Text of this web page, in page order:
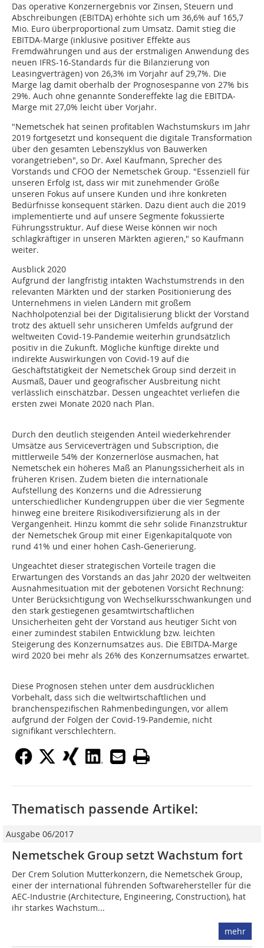
Das operative Konzernergebnis vor Zinsen, Steuern und
Abschreibungen (EBITDA) erhöhte sich um 36,6% auf 165,7
Mio. Euro überproportional zum Umsatz. Damit stieg die
EBITDA-Marge (inklusive positiver Effekte aus
Fremdwährungen und aus der erstmaligen Anwendung des
neuen IFRS-16-Standards für die Bilanzierung von
Leasingverträgen) von 26,3% im Vorjahr auf 29,7%. Die
Marge lag damit oberhalb der Prognosespanne von 27% bis
29%. Auch ohne genannte Sondereffekte lag die EBITDA-
Marge mit 27,0% leicht über Vorjahr.
"Nemetschek hat seinen profitablen Wachstumskurs im Jahr
2019 fortgesetzt und konsequent die digitale Transformation
über den gesamten Lebenszyklus von Bauwerken
vorangetrieben", so Dr. Axel Kaufmann, Sprecher des
Vorstands und CFOO der Nemetschek Group. "Essenziell für
unseren Erfolg ist, dass wir mit zunehmender Größe
unseren Fokus auf unsere Kunden und ihre konkreten
Bedürfnisse konsequent stärken. Dazu dient auch die 2019
implementierte und auf unsere Segmente fokussierte
Führungsstruktur. Auf diese Weise können wir noch
schlagkräftiger in unseren Märkten agieren," so Kaufmann
weiter.
Ausblick 2020
Aufgrund der langfristig intakten Wachstumstrends in den
relevanten Märkten und der starken Positionierung des
Unternehmens in vielen Ländern mit großem
Nachholpotenzial bei der Digitalisierung blickt der Vorstand
trotz des aktuell sehr unsicheren Umfelds aufgrund der
weltweiten Covid-19-Pandemie weiterhin grundsätzlich
positiv in die Zukunft. Mögliche künftige direkte und
indirekte Auswirkungen von Covid-19 auf die
Geschäftstätigkeit der Nemetschek Group sind derzeit in
Ausmaß, Dauer und geografischer Ausbreitung nicht
verlässlich einschätzbar. Dessen ungeachtet verliefen die
ersten zwei Monate 2020 nach Plan.
Durch den deutlich steigenden Anteil wiederkehrender
Umsätze aus Serviceverträgen und Subscription, die
mittlerweile 54% der Konzernerlöse ausmachen, hat
Nemetschek ein höheres Maß an Planungssicherheit als in
früheren Krisen. Zudem bieten die internationale
Aufstellung des Konzerns und die Adressierung
unterschiedlicher Kundengruppen über die vier Segmente
hinweg eine breitere Risikodiversifizierung als in der
Vergangenheit. Hinzu kommt die sehr solide Finanzstruktur
der Nemetschek Group mit einer Eigenkapitalquote von
rund 41% und einer hohen Cash-Generierung.
Ungeachtet dieser strategischen Vorteile tragen die
Erwartungen des Vorstands an das Jahr 2020 der weltweiten
Ausnahmesituation mit der gebotenen Vorsicht Rechnung:
Unter Berücksichtigung von Wechselkursschwankungen und
den stark gestiegenen gesamtwirtschaftlichen
Unsicherheiten geht der Vorstand aus heutiger Sicht von
einer zumindest stabilen Entwicklung bzw. leichten
Steigerung des Konzernumsatzes aus. Die EBITDA-Marge
wird 2020 bei mehr als 26% des Konzernumsatzes erwartet.
Diese Prognosen stehen unter dem ausdrücklichen
Vorbehalt, dass sich die weltwirtschaftlichen und
branchenspezifischen Rahmenbedingungen, vor allem
aufgrund der Folgen der Covid-19-Pandemie, nicht
signifikant verschlechtern.
Thematisch passende Artikel:
Ausgabe 06/2017
Nemetschek Group setzt Wachstum fort
Der Crem Solution Mutterkonzern, die Nemetschek Group,
einer der international führenden Softwarehersteller für die
AEC-Industrie (Architecture, Engineering, Construction), hat
ihr starkes Wachstum...
mehr